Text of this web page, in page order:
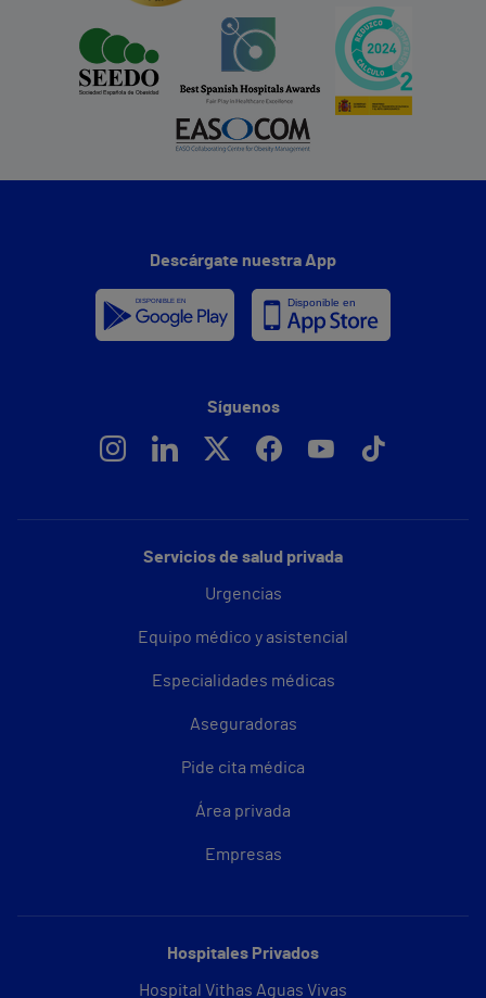
Servicios de salud privada
Urgencias
Equipo médico y asistencial
Especialidades médicas
Aseguradoras
Pide cita médica
Área privada
Empresas
Hospitales Privados
Hospital Vithas Aguas Vivas
Descárgate nuestra App
Síguenos